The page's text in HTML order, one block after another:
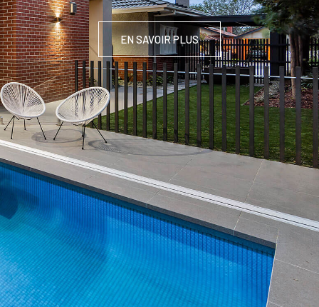
EN SAVOIR PLUS